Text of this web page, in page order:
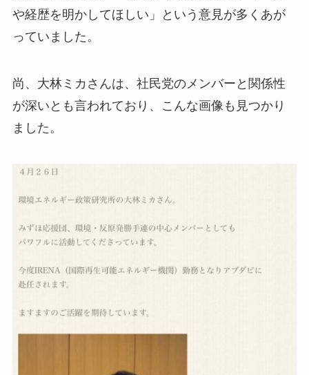
や経歴を明かしてほしい」という意見が多くあが
っていました。
尚、大林ミカさんは、社民党のメンバーと関係性
が深いとも言われており、こんな画像も見つかり
ました。